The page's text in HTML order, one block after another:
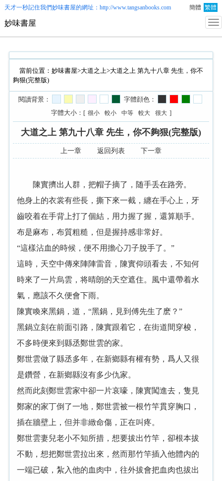
天才一秒記住我們妙味書屋的網址：http://www.tangsanbooks.com 簡體 繁體
妙味書屋
當前位置： 妙味書屋>大道之上>大道之上 第九十八章 先生，你不
夠狠(完整版)
閱讀背景：
字體顔色：
字體大小：[ 很小 較小 中等 較大 很大 ]
大道之上 第九十八章 先生，你不夠狠(完整版)
上一章 返回列表 下一章
陳實擠出人群，把帽子摘了，随手丢在路旁。
他身上的衣裳有些長，撕下來一截，纏在手心上，牙
齒咬着在手背上打了個結，用力握了握，還算順手。
布是麻布，布質粗糙，但是握持感非常好。
“這樣沾血的時候，便不用擔心刀子脫手了。”
這時，天空中傳來陣陣雷音，陳實仰頭看去，不知何
時來了一片烏雲，将晴朗的天空遮住。風中還帶着水
氣，應該不久便會下雨。
陳實喚來黑鍋，道，“黑鍋，見到傅先生了麽？”
黑鍋立刻在前面引路，陳實跟着它，在街道間穿梭，
不多時便來到縣丞鄭世雲的家。
鄭世雲做了縣丞多年，在新鄉縣有權有勢，爲人又很
是鑽營，在新鄉縣沒有多少仇家。
然而此刻鄭世雲家中卻一片哀嚎，陳實闖進去，隻見
鄭家的家丁倒了一地，鄭世雲被一根竹竿貫穿胸口，
插在牆壁上，但并非緻命傷，正在叫疼。
鄭世雲妻兒老小不知所措，想要拔出竹竿，卻根本拔
不動，想把鄭世雲拉出來，然而那竹竿插入他體内的
一端已破，紮入他的血肉中，往外拔會把血肉也拔出